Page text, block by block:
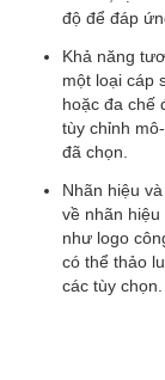
độ để đáp
Khả năng
một loại cáp
hoặc đa chế
tùy chỉnh
đã chọn.
Nhãn hiệu
về nhãn
như logo
có thể thảo
các tùy chọn.